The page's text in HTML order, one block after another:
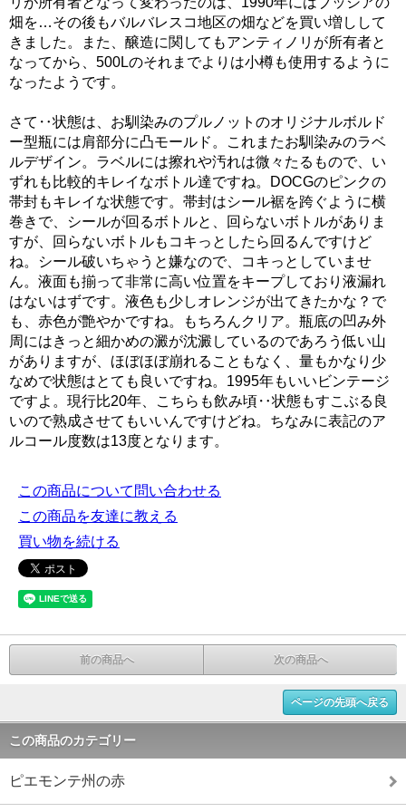
畑を…その後もバルバレスコ地区の畑などを買い増しして
きました。また、醸造に関してもアンティノリが所有者と
なってから、500Lのそれまでよりは小樽も使用するように
なったようです。
さて‥状態は、お馴染みのプルノットのオリジナルボルド
ー型瓶には肩部分に凸モールド。これまたお馴染みのラベ
ルデザイン。ラベルには擦れや汚れは微々たるもので、い
ずれも比較的キレイなボトル達ですね。DOCGのピンクの
帯封もキレイな状態です。帯封はシール裾を跨ぐように横
巻きで、シールが回るボトルと、回らないボトルがありま
すが、回らないボトルもコキっとしたら回るんですけど
ね。シール破いちゃうと嫌なので、コキっとしていませ
ん。液面も揃って非常に高い位置をキープしており液漏れ
はないはずです。液色も少しオレンジが出てきたかな？で
も、赤色が艶やかですね。もちろんクリア。瓶底の凹み外
周にはきっと細かめの澱が沈澱しているのであろう低い山
がありますが、ほぼほぼ崩れることもなく、量もかなり少
なめで状態はとても良いですね。1995年もいいビンテージ
ですよ。現行比20年、こちらも飲み頃‥状態もすこぶる良
いので熟成させてもいいんですけどね。ちなみに表記のア
ルコール度数は13度となります。
この商品について問い合わせる
この商品を友達に教える
買い物を続ける
前の商品へ 次の商品へ
ページの先頭へ戻る
この商品のカテゴリー
ピエモンテ州の赤